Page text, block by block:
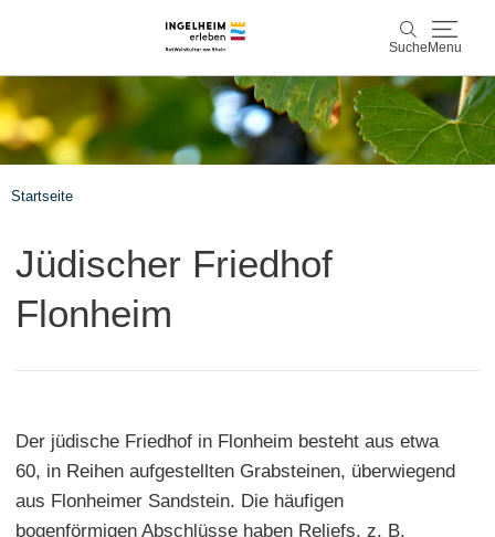
Suche Menu
Suche
Entdecken & Erleben
Startseite
Jüdischer Friedhof
Flonheim
Der jüdische Friedhof in Flonheim besteht aus etwa
60, in Reihen aufgestellten Grabsteinen, überwiegend
aus Flonheimer Sandstein. Die häufigen
bogenförmigen Abschlüsse haben Reliefs, z. B.